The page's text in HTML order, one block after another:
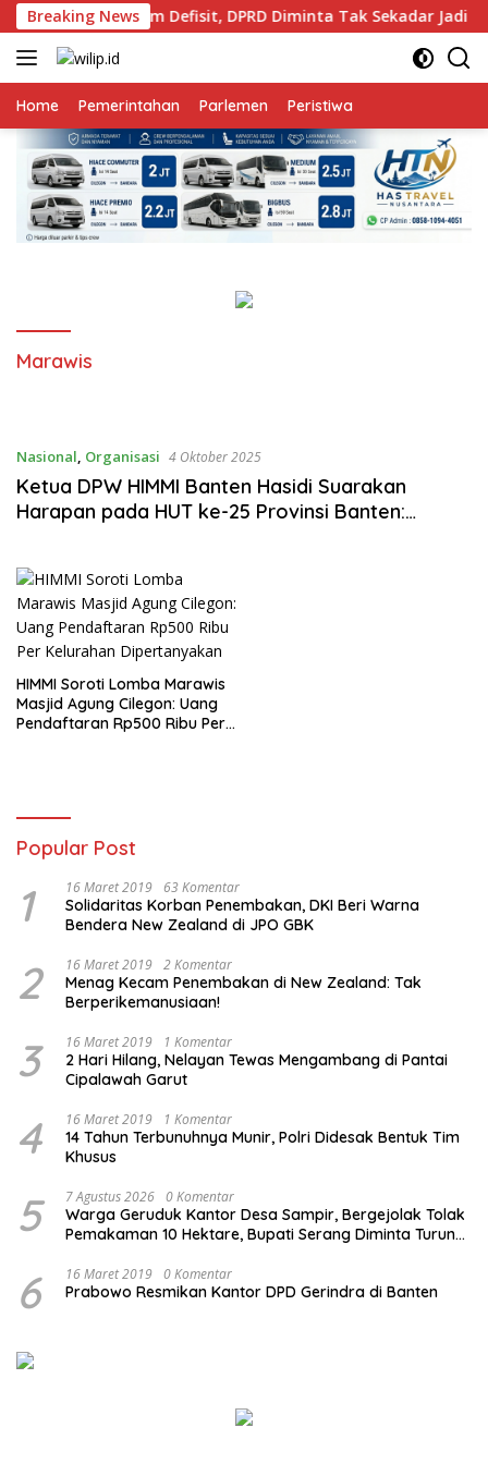
Langsung
ke
konten
Breaking News
Pasang Rem Defisit, DPRD Diminta Tak Sekadar Jadi
Home Pemerintahan Parlemen Peristiwa
Marawis
Nasional Organisasi 4 Oktober 2025
Ketua DPW HIMMI Banten Hasidi Suarakan
Harapan pada HUT ke-25 Provinsi Banten:
HIMMI Soroti Lomba Marawis
Masjid Agung Cilegon: Uang
Pendaftaran Rp500 Ribu Per
Popular Post
1 16 Maret 2019 63 Komentar
Solidaritas Korban Penembakan, DKI Beri Warna
Bendera New Zealand di JPO GBK
2 16 Maret 2019 2 Komentar
Menag Kecam Penembakan di New Zealand: Tak
Berperikemanusiaan!
3 16 Maret 2019 1 Komentar
2 Hari Hilang, Nelayan Tewas Mengambang di Pantai
Cipalawah Garut
4 16 Maret 2019 1 Komentar
14 Tahun Terbunuhnya Munir, Polri Didesak Bentuk Tim
Khusus
5 7 Agustus 2026 0 Komentar
Warga Geruduk Kantor Desa Sampir, Bergejolak Tolak
Pemakaman 10 Hektare, Bupati Serang Diminta Turun
6 16 Maret 2019 0 Komentar
Prabowo Resmikan Kantor DPD Gerindra di Banten